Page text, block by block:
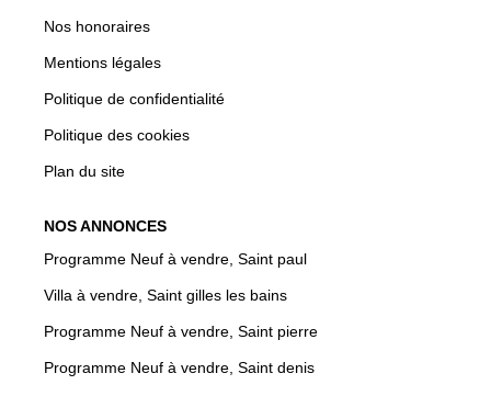
Nos honoraires
Mentions légales
Politique de confidentialité
Politique des cookies
Plan du site
NOS ANNONCES
Programme Neuf à vendre, Saint paul
Villa à vendre, Saint gilles les bains
Programme Neuf à vendre, Saint pierre
Programme Neuf à vendre, Saint denis